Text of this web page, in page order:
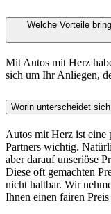
Welche Vorteile
Mit Autos mit Herz
sich um Ihr Anliegen,
Worin unterscheidet
Autos mit Herz ist eine
Partners wichtig.
aber darauf unseriöse
Diese oft gemachten
nicht haltbar. Wir
Ihnen einen fairen